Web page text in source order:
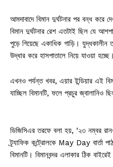
আমদাবাদে বিমান দুর্ঘটনার পর বন্ধ করে
বিমান দুর্ঘটনার রেশ এতটাই ছিল যে
পুড়ে গিয়েছে একাধিক গাড়ি।
উদ্ধার করে হাসপাতালে নিয়ে যাওয়া হচ্ছে।
এখনও পর্যন্ত খবর, এয়ার ইন্ডিয়ার এই
যাচ্ছিল বিমানটি,
ডিজিসিএর তরফে বলা হয়, ‘২৩ নম্বর
ট্র্যাফিক কন্ট্রোলকে May Day বার্তা
বিমানটি। বিমানবন্দর এলাকার ঠিক